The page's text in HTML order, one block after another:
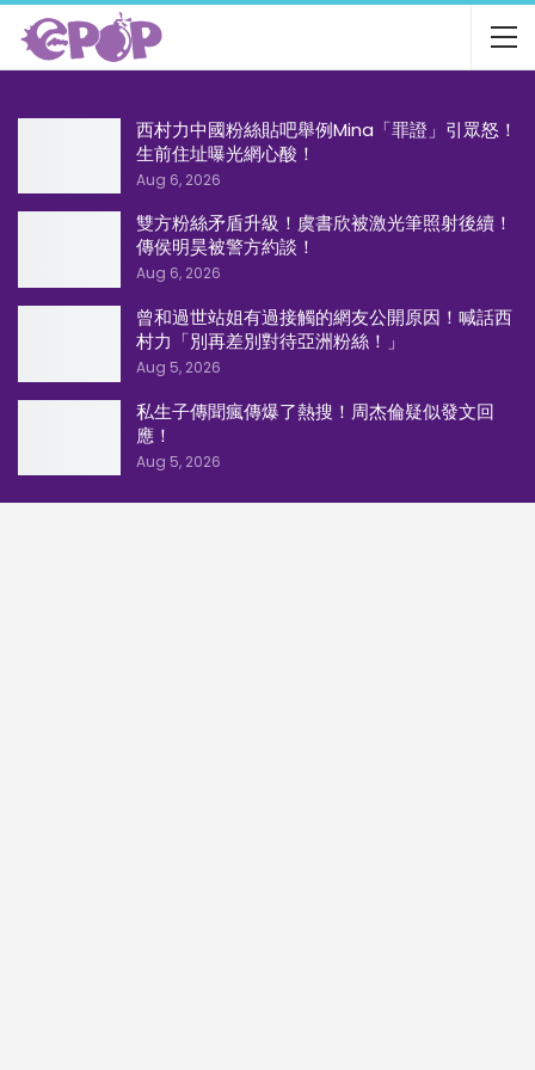
西村力中國粉絲貼吧舉例Mina「罪證」引眾怒！
生前住址曝光網心酸！
Aug 6, 2026
雙方粉絲矛盾升級！虞書欣被激光筆照射後續！
傳侯明昊被警方約談！
Aug 6, 2026
曾和過世站姐有過接觸的網友公開原因！喊話西
村力「別再差別對待亞洲粉絲！」
Aug 5, 2026
私生子傳聞瘋傳爆了熱搜！周杰倫疑似發文回
應！
Aug 5, 2026